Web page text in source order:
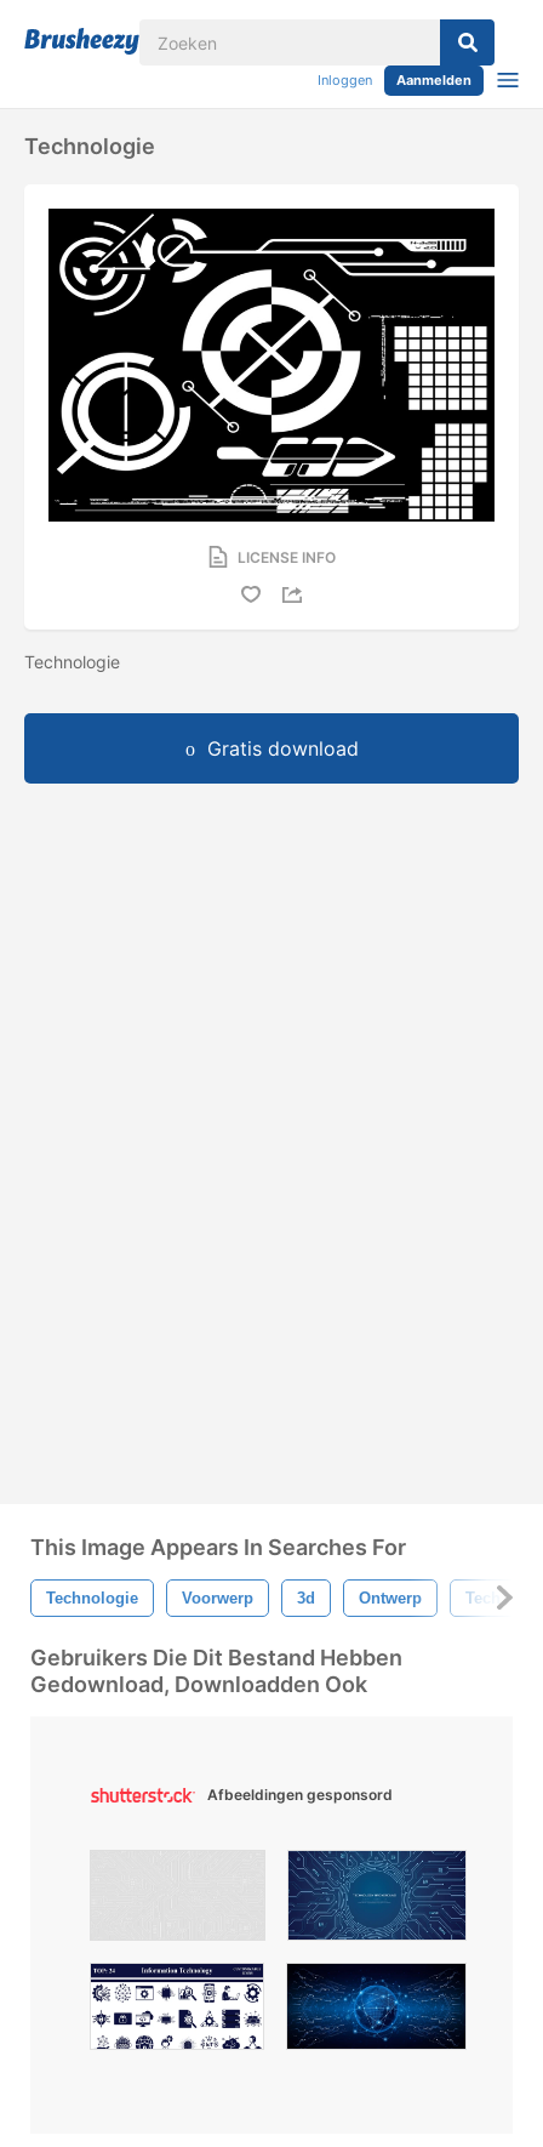
Inloggen Aanmelden
Technologie
LICENSE INFO
Technologie
Gratis download
This Image Appears In Searches For
Technologie Voorwerp 3d Ontwerp Tech
Gebruikers Die Dit Bestand Hebben
Gedownload, Downloadden Ook
Afbeeldingen gesponsord